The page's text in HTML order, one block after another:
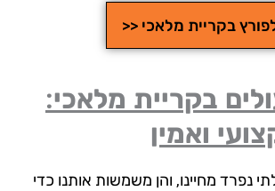
בקריית מלאכי <<
בקריית מלאכי:
ואמין
מחיינו, והן משמשות אותנו כדי